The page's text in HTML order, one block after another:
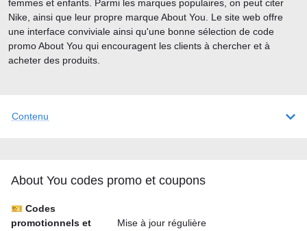
Contenu
About You codes promo et coupons
🎫 Codes
promotionnels et
Mise à jour régulière
femmes et enfants. Parmi les marques populaires, on peut citer
Nike, ainsi que leur propre marque About You. Le site web offre
une interface conviviale ainsi qu'une bonne sélection de code
promo About You qui encouragent les clients à chercher et à
acheter des produits.